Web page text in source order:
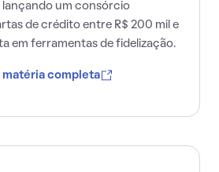
lançando um consórcio
de crédito entre R$ 200 mil e
em ferramentas de fidelização.
matéria completa